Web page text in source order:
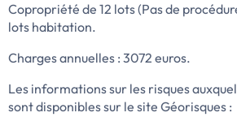
Copropriété de 12 lots (Pas de
lots habitation.
Charges annuelles : 3072 euros.
Les informations sur les risques
sont disponibles sur le site Géorisques :